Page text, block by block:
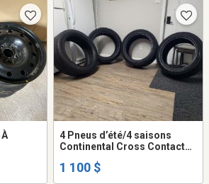
4 Pneus d’été/4 saisons
Continental Cross Contact
1 100 $